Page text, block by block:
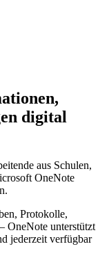
digital
aus Schulen,
OneNote
Protokolle,
OneNote unterstützt
jederzeit verfügbar